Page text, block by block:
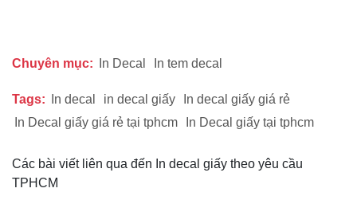
Chuyên mục: In Decal In tem decal
Tags: In decal in decal giấy
In decal giấy giá rẻ
In Decal giấy giá rẻ tại tphcm
In Decal giấy tại tphcm
Các bài viết liên qua đến In decal giấy theo yêu cầu
TPHCM